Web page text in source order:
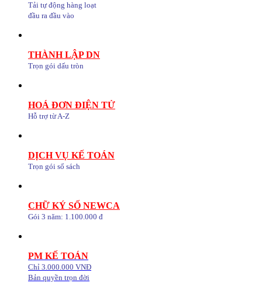
Tải tự động hàng loạt
đầu ra đầu vào
THÀNH LẬP DN
Trọn gói dấu tròn
HOÁ ĐƠN ĐIỆN TỬ
Hỗ trợ từ A-Z
DỊCH VỤ KẾ TOÁN
Trọn gói sổ sách
CHỮ KÝ SỐ NEWCA
Gói 3 năm: 1.100.000 đ
PM KẾ TOÁN
Chỉ 3.000.000 VNĐ
Bản quyền trọn đời